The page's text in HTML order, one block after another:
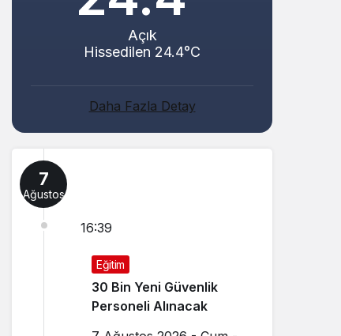
Açık
Hissedilen 24.4°C
Daha Fazla Detay
7
Ağustos
16:39
Eğitim
30 Bin Yeni Güvenlik
Personeli Alınacak